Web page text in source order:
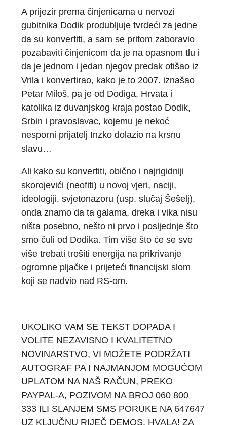
A prijezir prema činjenicama u nervozi
gubitnika Dodik produbljuje tvrdeći za jedne
da su konvertiti, a sam se pritom zaboravio
pozabaviti činjenicom da je na opasnom tlu i
da je jednom i jedan njegov predak otišao iz
Vrila i konvertirao, kako je to 2007. iznašao
Petar Miloš, pa je od Dodiga, Hrvata i
katolika iz duvanjskog kraja postao Dodik,
Srbin i pravoslavac, kojemu je nekoć
nesporni prijatelj Inzko dolazio na krsnu
slavu…
Ali kako su konvertiti, obično i najrigidniji
skorojevići (neofiti) u novoj vjeri, naciji,
ideologiji, svjetonazoru (usp. slučaj Šešelj),
onda znamo da ta galama, dreka i vika nisu
ništa posebno, nešto ni prvo i posljednje što
smo čuli od Dodika. Tim više što će se sve
više trebati trošiti energija na prikrivanje
ogromne pljačke i prijeteći financijski slom
koji se nadvio nad RS-om.
UKOLIKO VAM SE TEKST DOPADA I
VOLITE NEZAVISNO I KVALITETNO
NOVINARSTVO, VI MOŽETE PODRŽATI
AUTOGRAF PA I NAJMANJOM MOGUĆOM
UPLATOM NA NAŠ RAČUN, PREKO
PAYPAL-A, POZIVOM NA BROJ 060 800
333 ILI SLANJEM SMS PORUKE NA 647647
UZ KLJUČNU RIJEČ DEMOS. HVALA! ZA